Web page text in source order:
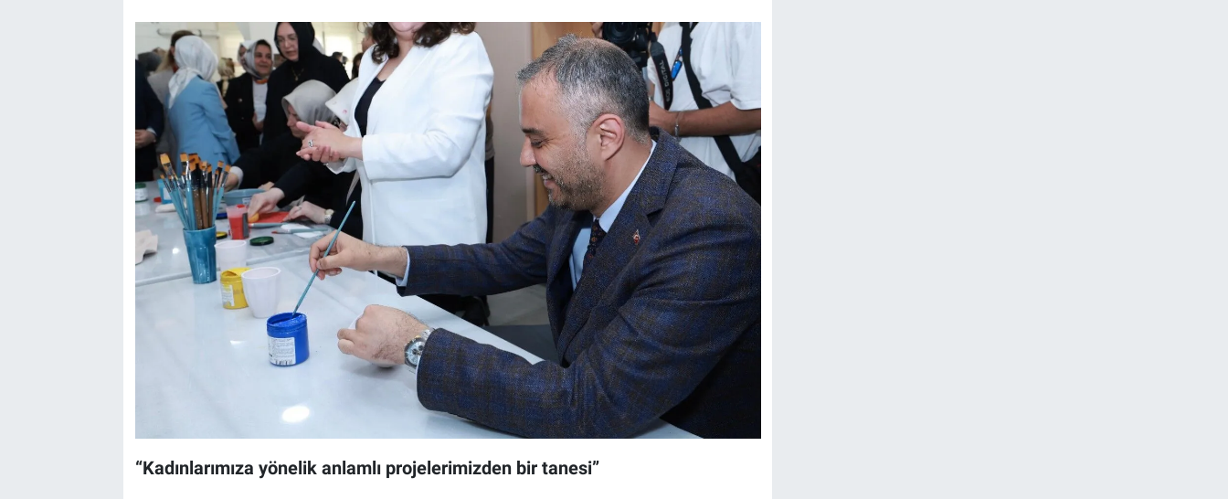
“Kadınlarımıza yönelik anlamlı projelerimizden bir tanesi”